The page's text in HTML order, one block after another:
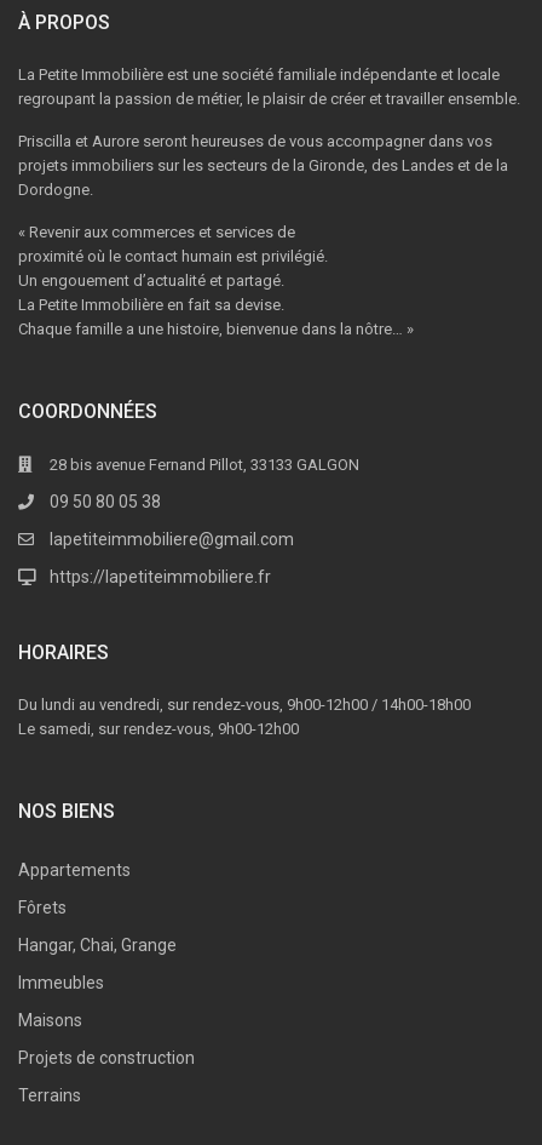
À PROPOS
La Petite Immobilière est une société familiale indépendante et locale
regroupant la passion de métier, le plaisir de créer et travailler ensemble.
Priscilla et Aurore seront heureuses de vous accompagner dans vos
projets immobiliers sur les secteurs de la Gironde, des Landes et de la
Dordogne.
« Revenir aux commerces et services de
proximité où le contact humain est privilégié.
Un engouement d’actualité et partagé.
La Petite Immobilière en fait sa devise.
Chaque famille a une histoire, bienvenue dans la nôtre… »
COORDONNÉES
28 bis avenue Fernand Pillot, 33133 GALGON
09 50 80 05 38
lapetiteimmobiliere@gmail.com
https://lapetiteimmobiliere.fr
HORAIRES
Du lundi au vendredi, sur rendez-vous, 9h00-12h00 / 14h00-18h00
Le samedi, sur rendez-vous, 9h00-12h00
NOS BIENS
Appartements
Fôrets
Hangar, Chai, Grange
Immeubles
Maisons
Projets de construction
Terrains